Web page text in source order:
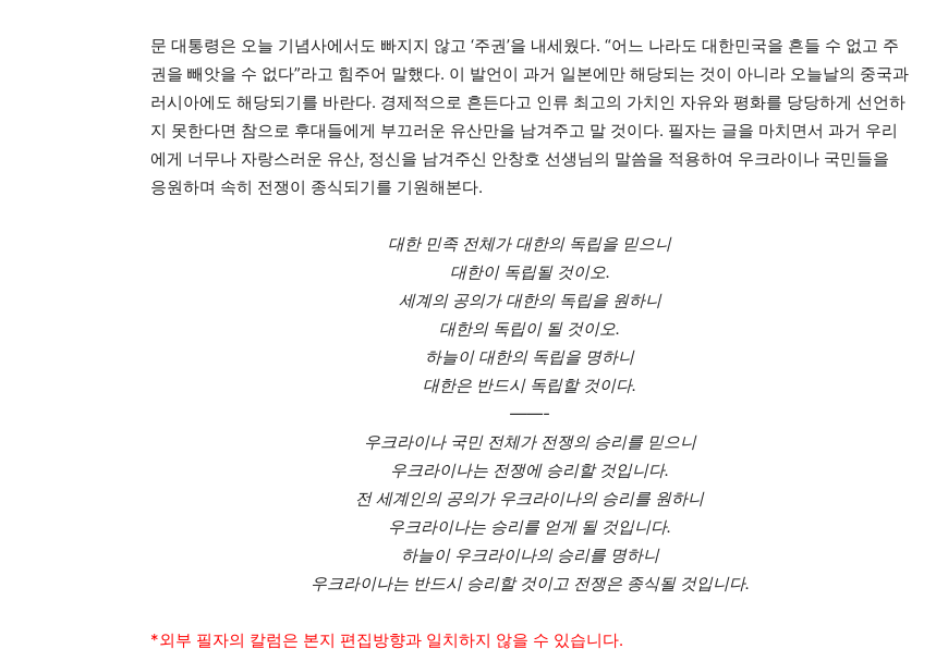
문 대통령은 오늘 기념사에서도 빠지지 않고 ‘주권’을 내세웠다. “어느 나라도 대한민국을 흔들 수 없고 주
권을 빼앗을 수 없다”라고 힘주어 말했다. 이 발언이 과거 일본에만 해당되는 것이 아니라 오늘날의 중국과
러시아에도 해당되기를 바란다. 경제적으로 흔든다고 인류 최고의 가치인 자유와 평화를 당당하게 선언하
지 못한다면 참으로 후대들에게 부끄러운 유산만을 남겨주고 말 것이다. 필자는 글을 마치면서 과거 우리
에게 너무나 자랑스러운 유산, 정신을 남겨주신 안창호 선생님의 말씀을 적용하여 우크라이나 국민들을
응원하며 속히 전쟁이 종식되기를 기원해본다.
대한 민족 전체가 대한의 독립을 믿으니
대한이 독립될 것이오.
세계의 공의가 대한의 독립을 원하니
대한의 독립이 될 것이오.
하늘이 대한의 독립을 명하니
대한은 반드시 독립할 것이다.
——-
우크라이나 국민 전체가 전쟁의 승리를 믿으니
우크라이나는 전쟁에 승리할 것입니다.
전 세계인의 공의가 우크라이나의 승리를 원하니
우크라이나는 승리를 얻게 될 것입니다.
하늘이 우크라이나의 승리를 명하니
우크라이나는 반드시 승리할 것이고 전쟁은 종식될 것입니다.
*외부 필자의 칼럼은 본지 편집방향과 일치하지 않을 수 있습니다.